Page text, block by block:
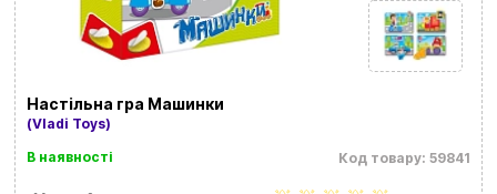
Настільна гра Машинки
(Vladi Toys)
Код товару: 59841
В наявності